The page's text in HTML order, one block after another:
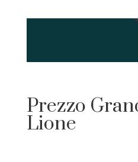
Prezzo
Lione